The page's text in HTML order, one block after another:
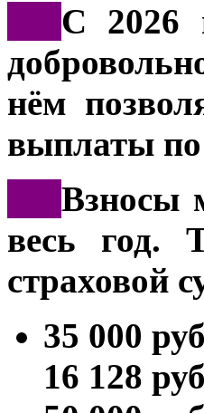
С 2026
нём
выплаты
Взносы
весь год.
страховой
35 000
16 128